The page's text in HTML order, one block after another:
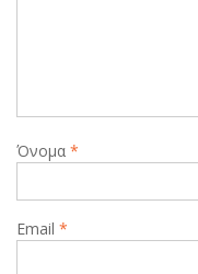
Όνομα *
Email *